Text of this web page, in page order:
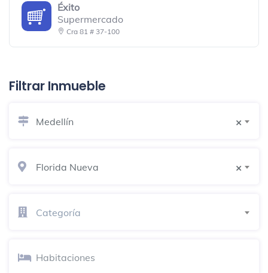
Éxito
Supermercado
Cra 81 # 37-100
Restaurante vegano y vegetariano
EnCicla - Estación Estadio
Alquiler de bicicletas
Filtrar Inmueble
×
Medellín
×
Florida Nueva
Categoría